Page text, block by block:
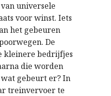
universele
voor winst. Iets
het gebeuren
De
kleinere bedrijfjes
die worden
gebeurt er? In
treinvervoer te